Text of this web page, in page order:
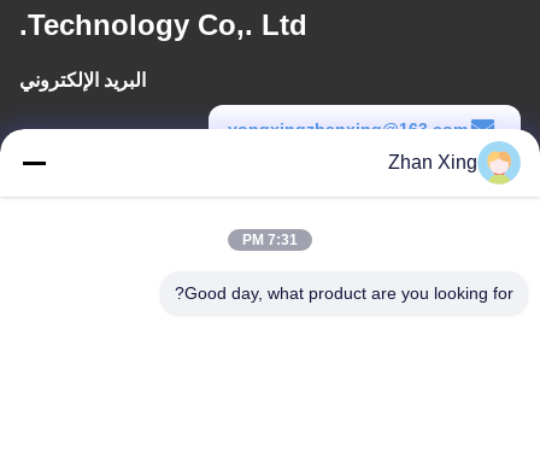
Technology Co,. Ltd.
البريد الإلكتروني
yongxingzhanxing@163.com
Zhan Xing
7:31 PM
Good day, what product are you looking for?